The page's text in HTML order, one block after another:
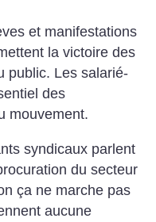
et manifestations
la victoire des
public. Les salarié-
des
mouvement.
syndicaux parlent
du secteur
ça ne marche pas
aucune